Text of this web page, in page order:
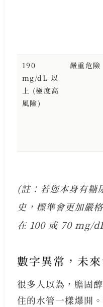
190
mg/dL 以
上 (極度高
風險)
嚴重危險
(註：若您本身有糖
史，標準會更加嚴
在 100 或 70 mg/
數字異常，未
很多人以為，膽固
住的水管一樣爆開